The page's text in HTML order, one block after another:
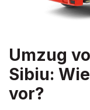
Umzug
Sibiu:
vor?